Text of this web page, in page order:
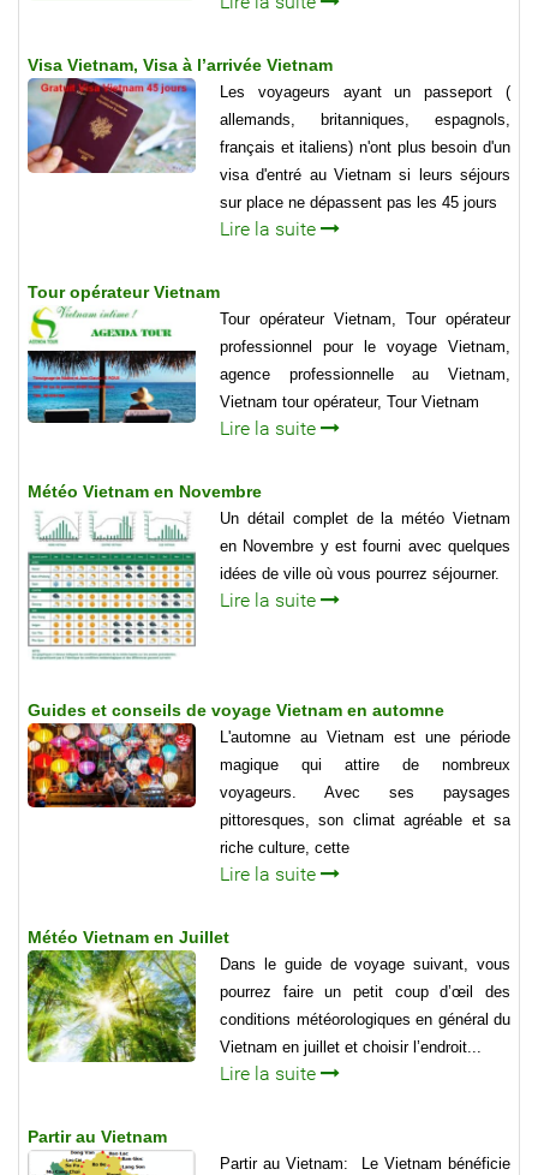
Visa Vietnam, Visa à l’arrivée Vietnam
Les voyageurs ayant un passeport (
allemands, britanniques, espagnols,
français et italiens) n'ont plus besoin d'un
visa d'entré au Vietnam si leurs séjours
sur place ne dépassent pas les 45 jours
Lire la suite
Tour opérateur Vietnam
Tour opérateur Vietnam, Tour opérateur
professionnel pour le voyage Vietnam,
agence professionnelle au Vietnam,
Vietnam tour opérateur, Tour Vietnam
Lire la suite
Météo Vietnam en Novembre
Un détail complet de la météo Vietnam
en Novembre y est fourni avec quelques
idées de ville où vous pourrez séjourner.
Lire la suite
Guides et conseils de voyage Vietnam en automne
L'automne au Vietnam est une période
magique qui attire de nombreux
voyageurs. Avec ses paysages
pittoresques, son climat agréable et sa
riche culture, cette
Lire la suite
Météo Vietnam en Juillet
Dans le guide de voyage suivant, vous
pourrez faire un petit coup d’œil des
conditions météorologiques en général du
Vietnam en juillet et choisir l’endroit...
Lire la suite
Partir au Vietnam
Partir au Vietnam: Le Vietnam bénéficie